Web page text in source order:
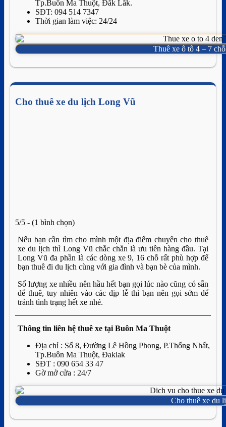
Tp.Buôn Ma Thuột, Đắk Lắk.
SĐT: 094 514 7347
Thời gian làm việc: 24/24
Thuê xe ô tô 4 – 7
Cho thuê xe du lịch Long Vũ
5/5 - (1 bình chọn)
Nếu bạn cần tìm cho mình một địa điểm chuyên cho thuê
xe du lịch thì Long Vũ chắc chắn là ưu tiên hàng đầu. Tại
Long Vũ đa phần là các dòng xe 9, 16 chỗ rất phù hợp để
bạn thuê đi du lịch cùng với gia đình và bạn bè của mình.
Số lượng xe nhiều nên hầu hết bạn gọi lúc nào cũng có sẵn
để thuê, tuy nhiên vào các dịp lễ thì bạn nên gọi sớm để
tránh tình trạng hết xe nhé.
Thông tin liên hệ thuê xe tại Buôn Ma Thuột
Địa chỉ : Số 8, Đường Lê Hồng Phong, P.Thống Nhất,
Tp.Buôn Ma Thuột, Đaklak
SĐT : 090 654 33 47
Gờ mở cửa : 24/7
Cho thuê xe du